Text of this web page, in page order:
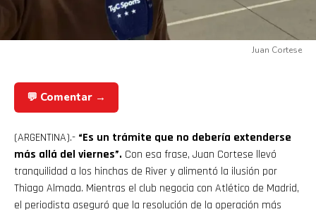
Juan Cortese
💬 Comentar →
(ARGENTINA).- “Es un trámite que no debería extenderse
más allá del viernes”. Con esa frase, Juan Cortese llevó
tranquilidad a los hinchas de River y alimentó la ilusión por
Thiago Almada. Mientras el club negocia con Atlético de Madrid,
el periodista aseguró que la resolución de la operación más